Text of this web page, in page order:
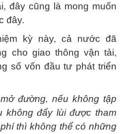
đây cũng là mong muốn
đây.
kỳ này, cả nước đã
cho giao thông vận tải,
số vốn đầu tư phát triển
đường, nếu không tập
không đẩy lùi được tham
thì không thể có những